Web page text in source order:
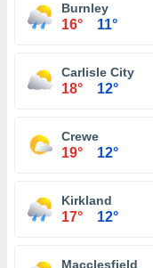
Burnley
16° 11°
Carlisle City
18° 12°
Crewe
19° 12°
Kirkland
17° 12°
Macclesfield